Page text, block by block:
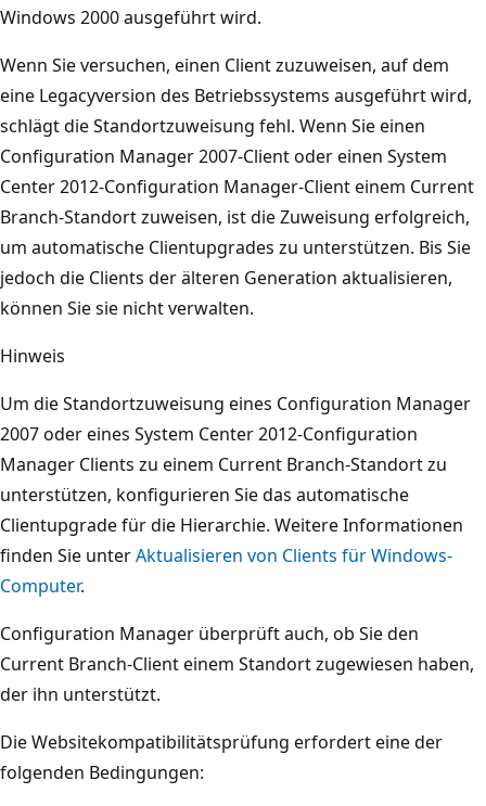
Windows 2000 ausgeführt wird.
Wenn Sie versuchen, einen Client zuzuweisen, auf dem
eine Legacyversion des Betriebssystems ausgeführt wird,
schlägt die Standortzuweisung fehl. Wenn Sie einen
Configuration Manager 2007-Client oder einen System
Center 2012-Configuration Manager-Client einem Current
Branch-Standort zuweisen, ist die Zuweisung erfolgreich,
um automatische Clientupgrades zu unterstützen. Bis Sie
jedoch die Clients der älteren Generation aktualisieren,
können Sie sie nicht verwalten.
Hinweis
Um die Standortzuweisung eines Configuration Manager
2007 oder eines System Center 2012-Configuration
Manager Clients zu einem Current Branch-Standort zu
unterstützen, konfigurieren Sie das automatische
Clientupgrade für die Hierarchie. Weitere Informationen
finden Sie unterAktualisieren von Clients für Windows-
Computer.
Configuration Manager überprüft auch, ob Sie den
Current Branch-Client einem Standort zugewiesen haben,
der ihn unterstützt.
Die Websitekompatibilitätsprüfung erfordert eine der
folgenden Bedingungen: